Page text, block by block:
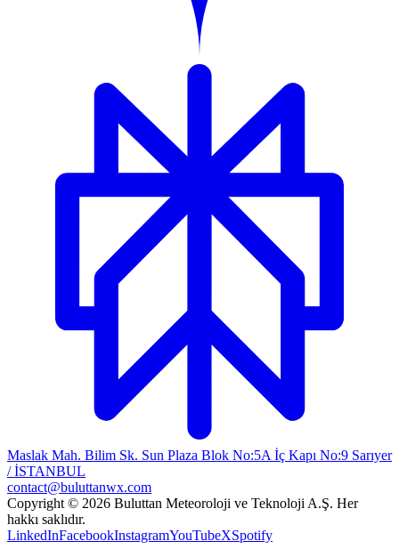
Maslak Mah. Bilim Sk. Sun Plaza Blok No:5A İç Kapı No:9 Sarıyer
/ İSTANBUL
contact@buluttanwx.com
Copyright © 2026 Buluttan Meteoroloji ve Teknoloji A.Ş. Her
hakkı saklıdır.
LinkedInFacebookInstagramYouTubeXSpotify